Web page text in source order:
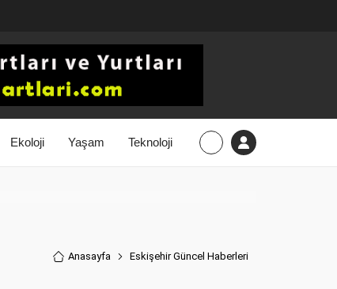
Ekoloji Yaşam Teknoloji
Anasayfa Eskişehir Güncel Haberleri